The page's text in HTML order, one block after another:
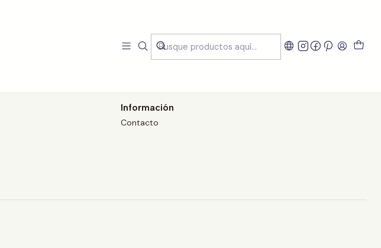
Información
Contacto